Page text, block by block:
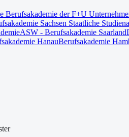
Berufsakademie der F+U
Sachsen Staatliche
ASW - Berufsakademie Saarland
HanauBerufsakademie